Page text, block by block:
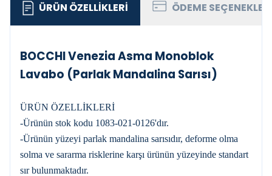
ÜRÜN ÖZELLIKLERI ÖDEME
BOCCHI Venezia Asma Monoblok
Lavabo (Parlak Mandalina Sarısı)
ÜRÜN ÖZELLİKLERİ
-Ürünün stok kodu 1083-021-0126'dır.
-Ürünün yüzeyi parlak mandalina sarısıdır, deforme olma
solma ve sararma risklerine karşı ürünün yüzeyinde standart
sır bulunmaktadır.